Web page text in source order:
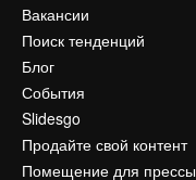
Вакансии
Поиск тенденций
Блог
События
Slidesgo
Продайте свой контент
Помещение для прессы